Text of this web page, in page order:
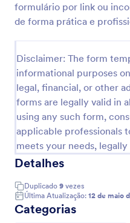
formulário por link ou
de forma prática e
Disclaimer: The form
informational purposes
legal, financial, or other
forms are legally valid in
using any such form,
applicable professionals
meets your needs,
Detalhes
Duplicado 9 vezes
Última Atualização: 12 de maio
Categorias
Pode usar este
informações sobre
imobiliários. Poderá
de ser contatado pela
Go to Category:
Formulários para E-